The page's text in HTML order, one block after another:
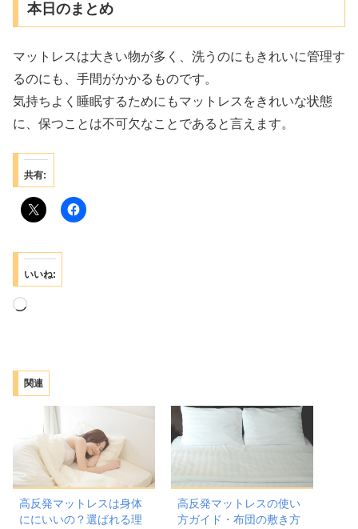
本日のまとめ
マットレスは大きい物が多く、洗うのにもきれいに管理す
るのにも、手間がかかるものです。
気持ちよく睡眠するためにもマットレスをきれいな状態
に、保つことは不可欠なことであると言えます。
共有:
いいね:
読
み
中…
関連
高反発マットレスは身体
ににいいの？選ばれる理
高反発マットレスの使い
方ガイド・布団の敷き方